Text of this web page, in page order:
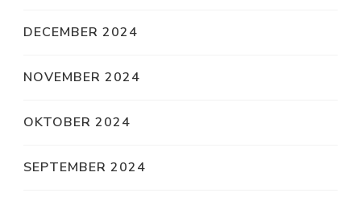
DECEMBER 2024
NOVEMBER 2024
OKTOBER 2024
SEPTEMBER 2024